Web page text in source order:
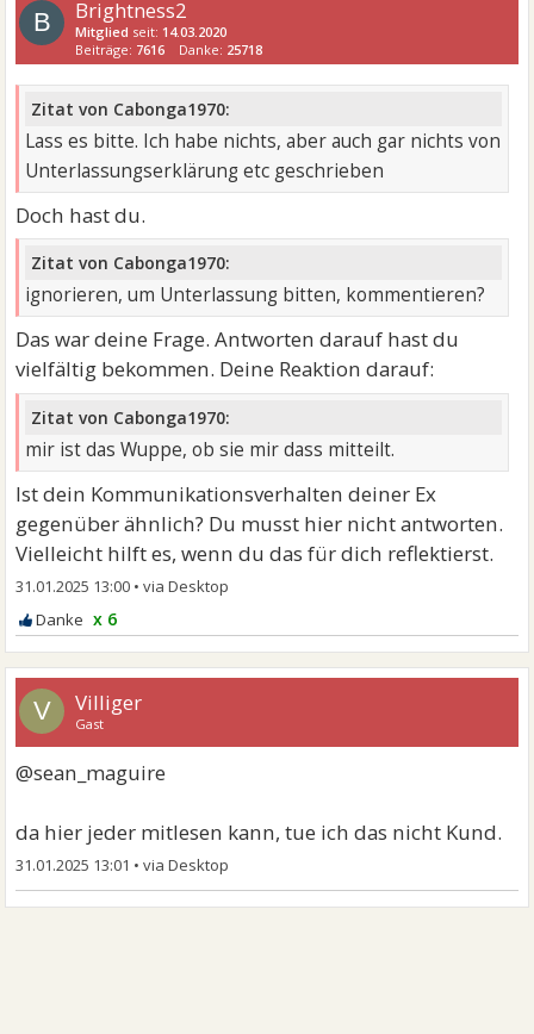
B Brightness2
Mitglied seit: 14.03.2020
Beiträge: 7616 Danke: 25718
Zitat von Cabonga1970:
Lass es bitte. Ich habe nichts, aber auch gar nichts von
Unterlassungserklärung etc geschrieben
Doch hast du.
Zitat von Cabonga1970:
ignorieren, um Unterlassung bitten, kommentieren?
Das war deine Frage. Antworten darauf hast du
vielfältig bekommen. Deine Reaktion darauf:
Zitat von Cabonga1970:
mir ist das Wuppe, ob sie mir dass mitteilt.
Ist dein Kommunikationsverhalten deiner Ex
gegenüber ähnlich? Du musst hier nicht antworten.
Vielleicht hilft es, wenn du das für dich reflektierst.
31.01.2025 13:00 •
x 6
V Villiger
Gast
@sean_maguire
da hier jeder mitlesen kann, tue ich das nicht Kund.
31.01.2025 13:01 •